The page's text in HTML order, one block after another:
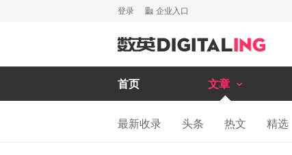
登录 企业入口
首页 文章
最新收录 头条 热文 精选